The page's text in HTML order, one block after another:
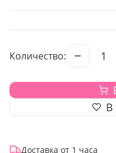
Количество: 1
В
Доставка от 1 часа